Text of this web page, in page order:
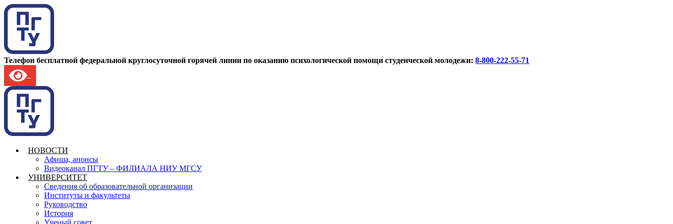
Телефон бесплатной федеральной круглосуточной горячей линии по оказанию психологической помощи студенческой молодежи: 8-800-222-55-71
НОВОСТИ
Афиша, анонсы
Видеоканал ПГТУ – ФИЛИАЛА НИУ МГСУ
УНИВЕРСИТЕТ
Сведения об образовательной организации
Институты и факультеты
Руководство
История
Ученый совет